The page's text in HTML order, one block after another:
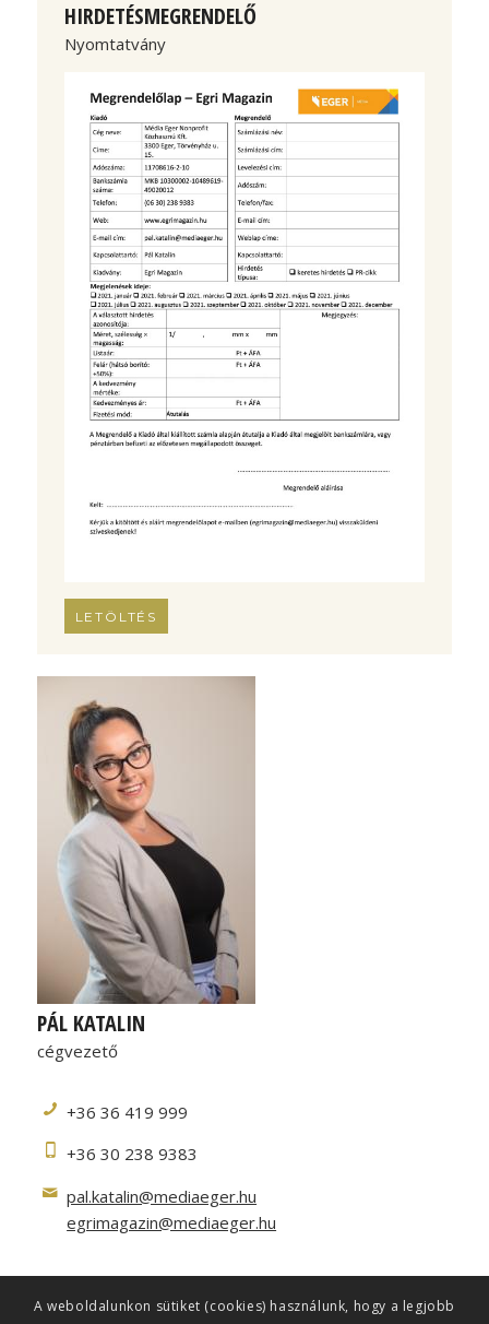
HIRDETÉSMEGRENDELŐ
Nyomtatvány
LETÖLTÉS
PÁL KATALIN
cégvezető
+36 36 419 999
+36 30 238 9383
pal.katalin@mediaeger.hu
egrimagazin@mediaeger.hu
A weboldalunkon sütiket (cookies) használunk, hogy a legjobb